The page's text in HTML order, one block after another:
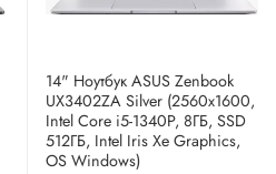
14" Ноутбук ASUS Zenbook
UX3402ZA Silver (2560x1600,
Intel Core i5-1340P, 8ГБ, SSD
512ГБ, Intel Iris Xe Graphics,
OS Windows)